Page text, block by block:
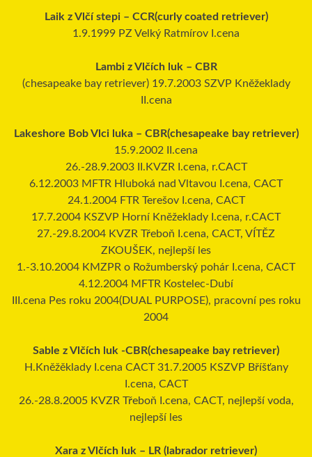
Laik z Vlčí stepi – CCR(curly coated retriever)
1.9.1999 PZ Velký Ratmírov I.cena
Lambi z Vlčích luk – CBR
(chesapeake bay retriever) 19.7.2003 SZVP Kněžeklady
II.cena
Lakeshore Bob Vlci luka – CBR(chesapeake bay retriever)
15.9.2002 II.cena
26.-28.9.2003 II.KVZR I.cena, r.CACT
6.12.2003 MFTR Hluboká nad Vltavou I.cena, CACT
24.1.2004 FTR Terešov I.cena, CACT
17.7.2004 KSZVP Horní Kněžeklady I.cena, r.CACT
27.-29.8.2004 KVZR Třeboň I.cena, CACT, VÍTĚZ
ZKOUŠEK, nejlepší les
1.-3.10.2004 KMZPR o Rožumberský pohár I.cena, CACT
4.12.2004 MFTR Kostelec-Dubí
III.cena Pes roku 2004(DUAL PURPOSE), pracovní pes roku
2004
Sable z Vlčích luk -CBR(chesapeake bay retriever)
H.Kněžěklady I.cena CACT 31.7.2005 KSZVP Bříšťany
I.cena, CACT
26.-28.8.2005 KVZR Třeboň I.cena, CACT, nejlepší voda,
nejlepší les
Xara z Vlčích luk – LR (labrador retriever)